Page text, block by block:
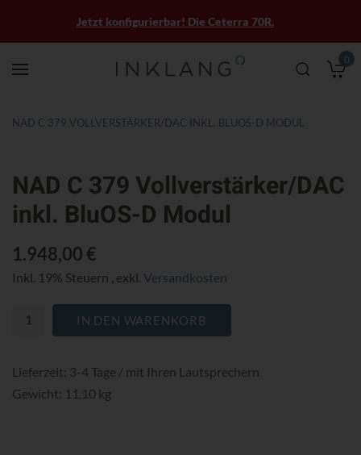
0
Jetzt konfigurierbar! Die Ceterra 70R.
NAD C 379 VOLLVERSTÄRKER/DAC INKL. BLUOS-D MODUL
Ende
Bildergalerie
springen
Anfang
Bildergalerie
springen
NAD C 379 Vollverstärker/DAC
inkl. BluOS-D Modul
1.948,00 €
Inkl. 19% Steuern exkl. Versandkosten
IN DEN WARENKORB
Lieferzeit: 3-4 Tage / mit Ihren Lautsprechern
Gewicht: 11.10 kg